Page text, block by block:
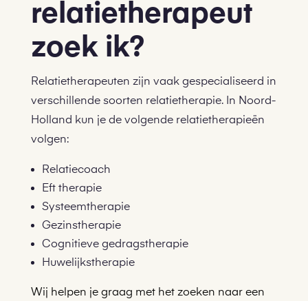
relatietherapeut
zoek ik?
Relatietherapeuten zijn vaak gespecialiseerd in
verschillende soorten relatietherapie. In Noord-
Holland kun je de volgende relatietherapieën
volgen:
Relatiecoach
Eft therapie
Systeemtherapie
Gezinstherapie
Cognitieve gedragstherapie
Huwelijkstherapie
Wij helpen je graag met het zoeken naar een